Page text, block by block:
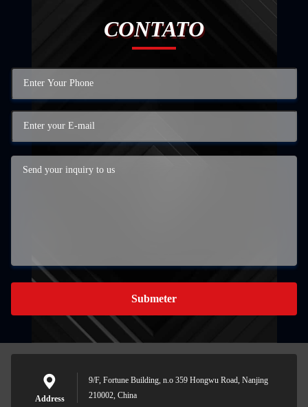
CONTATO
Submeter
Address
9/F, Fortune Building, n.o 359 Hongwu Road, Nanjing
210002, China